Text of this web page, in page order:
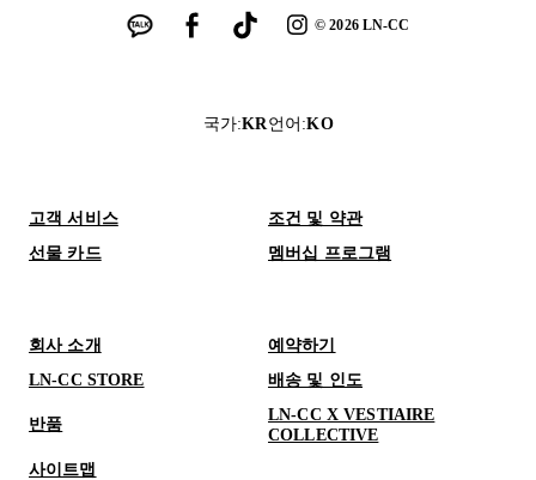
©2026LN-CC
국가:KR 언어 :KO
고객 서비스
조건 및 약관
선물 카드
멤버십 프로그램
회사 소개
예약하기
LN-CC STORE
배송 및 인도
반품
LN-CC X VESTIAIRE
COLLECTIVE
사이트맵